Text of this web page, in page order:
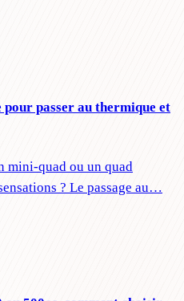
pour passer au thermique et
mini-quad ou un quad
? Le passage au…